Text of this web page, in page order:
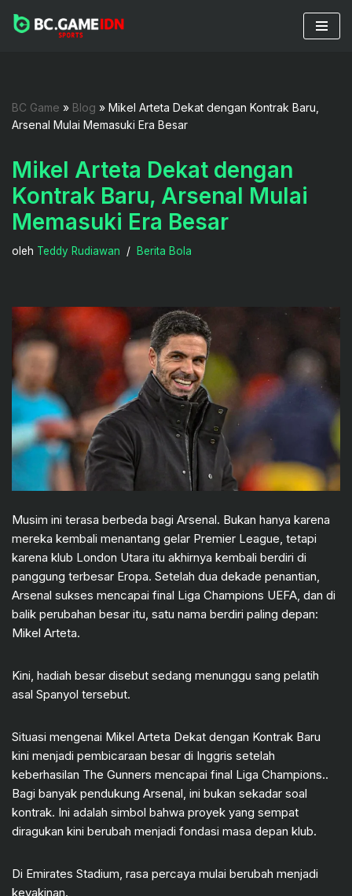
BC Game » Blog » Mikel Arteta Dekat dengan Kontrak Baru,
Arsenal Mulai Memasuki Era Besar
Mikel Arteta Dekat dengan
Kontrak Baru, Arsenal Mulai
Memasuki Era Besar
oleh Teddy Rudiawan Berita Bola
Musim ini terasa berbeda bagi Arsenal. Bukan hanya karena
mereka kembali menantang gelar Premier League, tetapi
karena klub London Utara itu akhirnya kembali berdiri di
panggung terbesar Eropa. Setelah dua dekade penantian,
Arsenal sukses mencapai final Liga Champions UEFA, dan di
balik perubahan besar itu, satu nama berdiri paling depan:
Mikel Arteta.
Kini, hadiah besar disebut sedang menunggu sang pelatih
asal Spanyol tersebut.
Situasi mengenai Mikel Arteta Dekat dengan Kontrak Baru
kini menjadi pembicaraan besar di Inggris setelah
keberhasilan The Gunners mencapai final Liga Champions..
Bagi banyak pendukung Arsenal, ini bukan sekadar soal
kontrak. Ini adalah simbol bahwa proyek yang sempat
diragukan kini berubah menjadi fondasi masa depan klub.
Di Emirates Stadium, rasa percaya mulai berubah menjadi
keyakinan.